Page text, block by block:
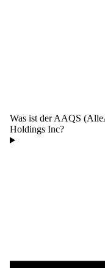
Was ist der AAQS
Holdings Inc?